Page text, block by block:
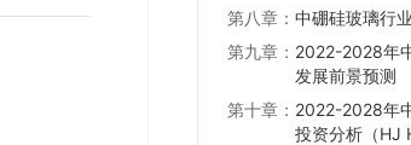
第八章： 中硼硅玻璃行
第九章： 2022-2028年
发展前景预测
第十章： 2022-2028年
投资分析（HJ